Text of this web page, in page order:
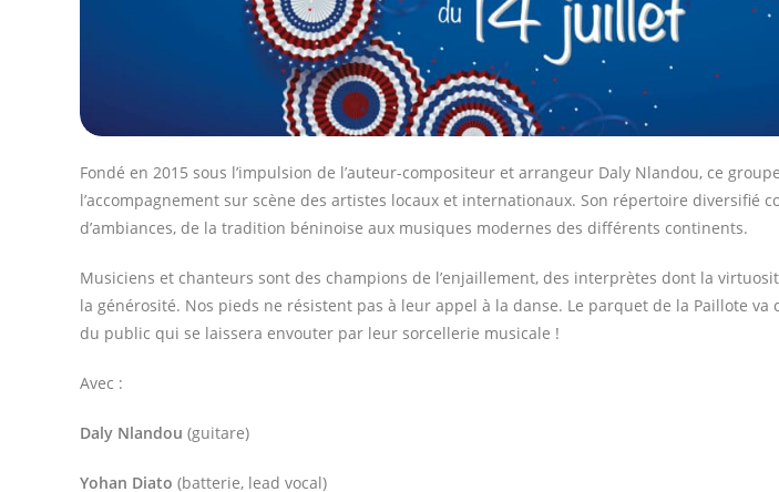
Fondé en 2015 sous l’impulsion de l’auteur-compositeur et arrangeur Daly Nlandou, ce
l’accompagnement sur scène des artistes locaux et internationaux. Son répertoire diversifié
d’ambiances, de la tradition béninoise aux musiques modernes des différents continents.
Musiciens et chanteurs sont des champions de l’enjaillement, des interprètes dont la
la générosité. Nos pieds ne résistent pas à leur appel à la danse. Le parquet de la Paillote va
du public qui se laissera envouter par leur sorcellerie musicale !
Avec :
Daly Nlandou (guitare)
Yohan Diato (batterie, lead vocal)